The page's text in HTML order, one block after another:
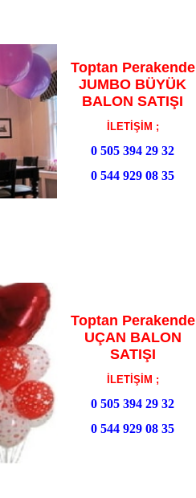
Toptan Perakende
JUMBO BÜYÜK
BALON SATIŞI
İLETİŞİM ;
0 505 394 29 32
0 544 929 08 35
Toptan Perakende
UÇAN BALON
SATIŞI
İLETİŞİM ;
0 505 394 29 32
0 544 929 08 35